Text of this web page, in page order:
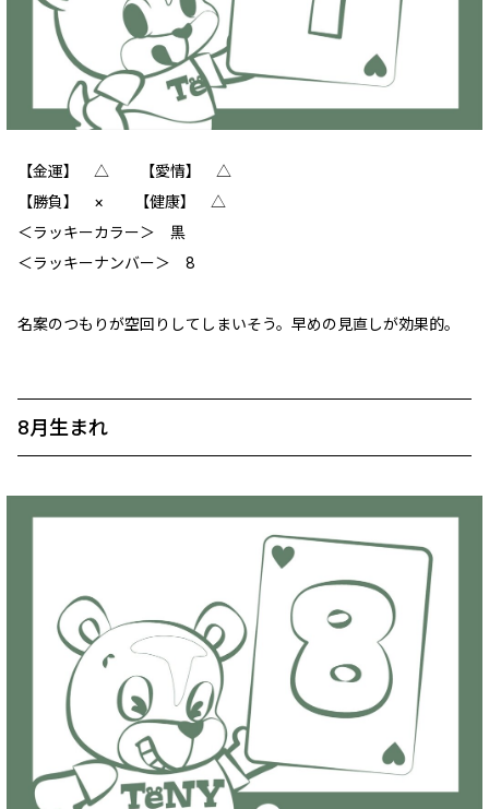
【金運】 △ 【愛情】 △
【勝負】 × 【健康】 △
＜ラッキーカラー＞ 黒
＜ラッキーナンバー＞ 8
名案のつもりが空回りしてしまいそう。早めの見直しが効果的。
8月生まれ